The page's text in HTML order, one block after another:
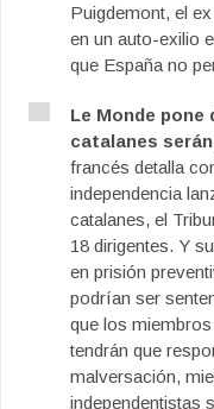
Puigdemont, el
en un auto-exilio
que España no
Le Monde pone
catalanes
francés detalla
independencia
catalanes, el
18 dirigentes. Y
en prisión
podrían ser
que los
tendrán que
malversación,
independentistas